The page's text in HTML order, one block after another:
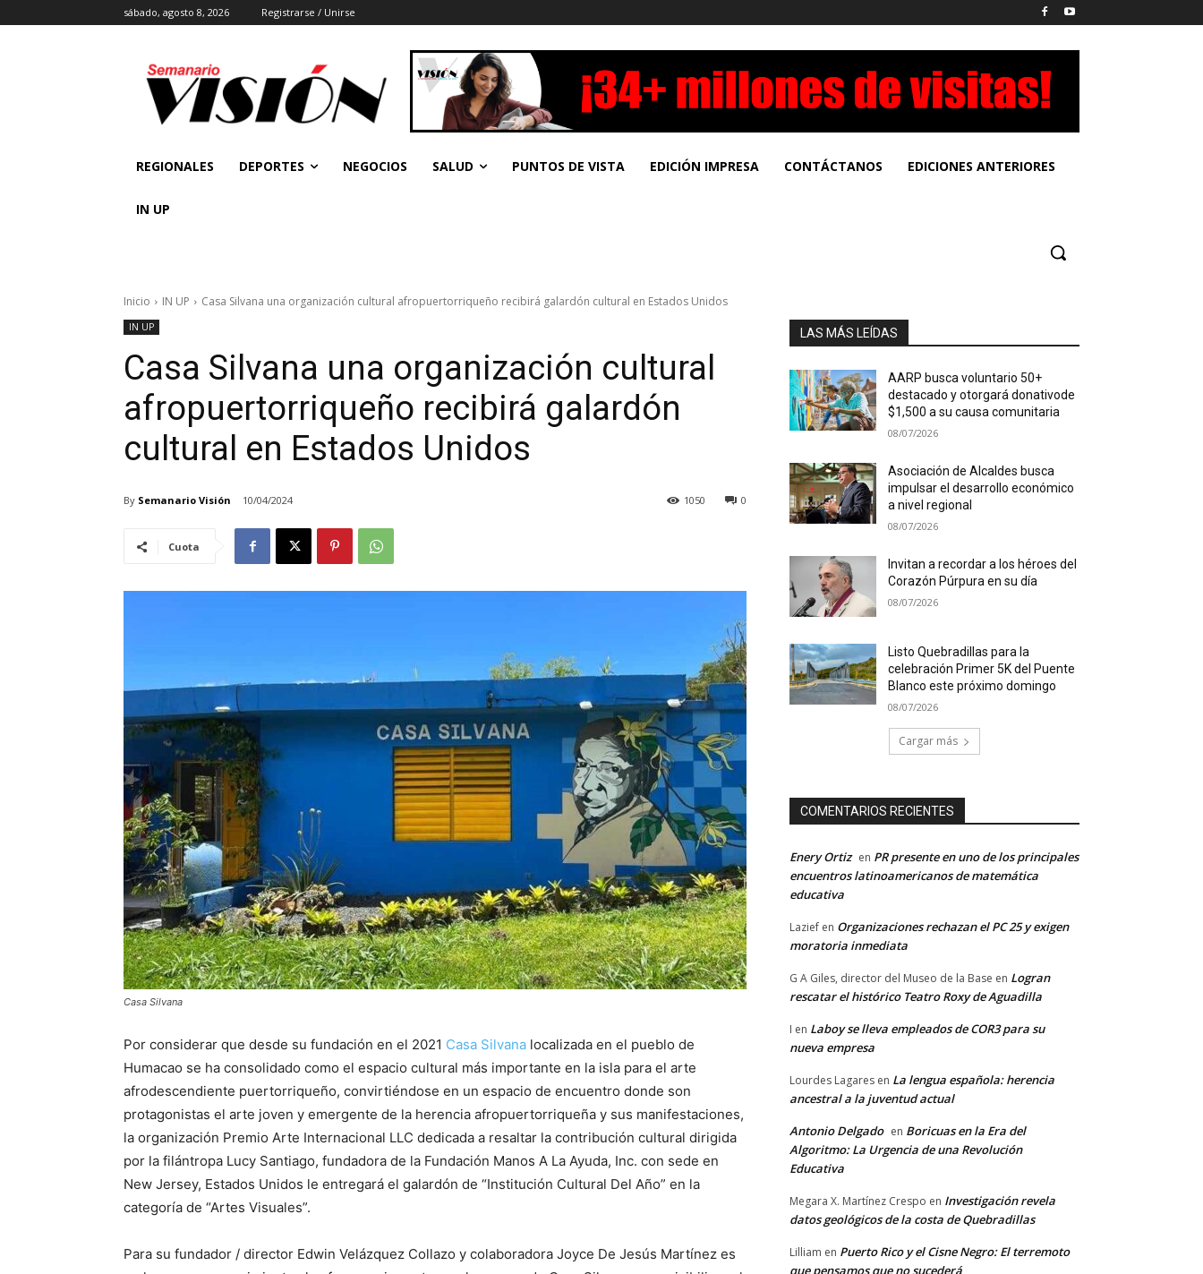
sábado, agosto 8, 2026 Registrarse / Unirse
REGIONALES DEPORTES NEGOCIOS SALUD PUNTOS DE VISTA EDICIÓN IMPRESA CONTÁCTANOS EDICIONES ANTERIORES
IN UP
Inicio IN UP Casa Silvana una organización cultural afropuertorriqueño recibirá galardón cultural en Estados Unidos
IN UP
Casa Silvana una organización cultural
afropuertorriqueño recibirá galardón
cultural en Estados Unidos
By Semanario Visión 10/04/2024 0
1050
Cuota
Casa Silvana
Por considerar que desde su fundación en el 2021 Casa Silvana localizada en el pueblo de
Humacao se ha consolidado como el espacio cultural más importante en la isla para el arte
afrodescendiente puertorriqueño, convirtiéndose en un espacio de encuentro donde son
protagonistas el arte joven y emergente de la herencia afropuertorriqueña y sus manifestaciones,
la organización Premio Arte Internacional LLC dedicada a resaltar la contribución cultural dirigida
por la filántropa Lucy Santiago, fundadora de la Fundación Manos A La Ayuda, Inc. con sede en
New Jersey, Estados Unidos le entregará el galardón de “Institución Cultural Del Año” en la
categoría de “Artes Visuales”.
Para su fundador / director Edwin Velázquez Collazo y colaboradora Joyce De Jesús Martínez es
LAS MÁS LEÍDAS
AARP busca voluntario 50+
destacado y otorgará donativode
$1,500 a su causa comunitaria
08/07/2026
Asociación de Alcaldes busca
impulsar el desarrollo económico
a nivel regional
08/07/2026
Invitan a recordar a los héroes del
Corazón Púrpura en su día
08/07/2026
Listo Quebradillas para la
celebración Primer 5K del Puente
Blanco este próximo domingo
08/07/2026
Cargar más
COMENTARIOS RECIENTES
Enery Ortiz en PR presente en uno de los principales
encuentros latinoamericanos de matemática
educativa
Lazief en Organizaciones rechazan el PC 25 y exigen
moratoria inmediata
G A Giles, director del Museo de la Base en Logran
rescatar el histórico Teatro Roxy de Aguadilla
I en Laboy se lleva empleados de COR3 para su
nueva empresa
Lourdes Lagares en La lengua española: herencia
ancestral a la juventud actual
Antonio Delgado en Boricuas en la Era del
Algoritmo: La Urgencia de una Revolución
Educativa
Megara X. Martínez Crespo en Investigación revela
datos geológicos de la costa de Quebradillas
Lilliam en Puerto Rico y el Cisne Negro: El terremoto
que pensamos que no sucederá